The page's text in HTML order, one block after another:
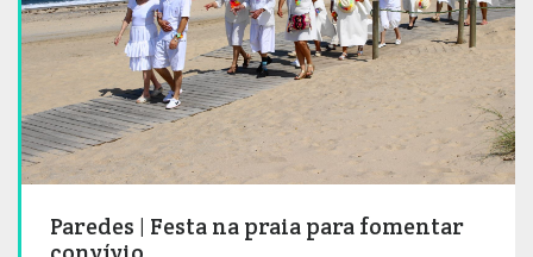
Paredes | Festa na praia para fomentar